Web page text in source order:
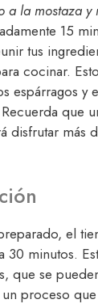
a la mostaza y
15
tus
cocinar.
espárragos y
que
disfrutar más
el
minutos.
que se
proceso